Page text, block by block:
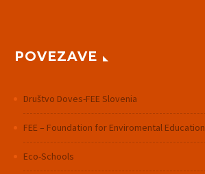
POVEZAVE
Društvo Doves-FEE Slovenia
FEE – Foundation for Enviromental Education
Eco-Schools